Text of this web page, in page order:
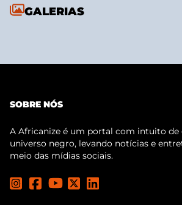
GALERIAS
SOBRE NÓS
A Africanize é um portal com intuito de
universo negro, levando notícias e
meio das mídias sociais.